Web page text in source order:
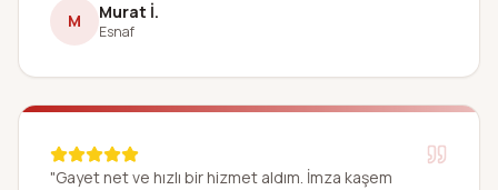
M Murat İ.
Esnaf
"Gayet net ve hızlı bir hizmet aldım. İmza kaşem